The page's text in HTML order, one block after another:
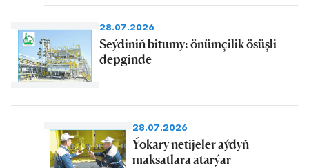
28.07.2026
Seýdiniň bitumy: önümçilik ösüşli
depginde
28.07.2026
Ýokary netijeler aýdyň
maksatlara atarýar